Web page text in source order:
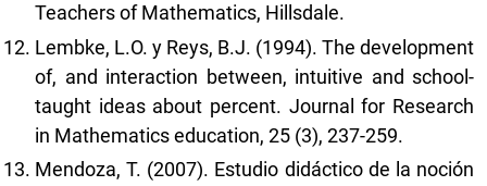
Teachers of Mathematics, Hillsdale.
Lembke, L.O. y Reys, B.J. (1994). The development
of, and interaction between, intuitive and school-
taught ideas about percent. Journal for Research
in Mathematics education, 25 (3), 237-259.
Mendoza, T. (2007). Estudio didáctico de la noción